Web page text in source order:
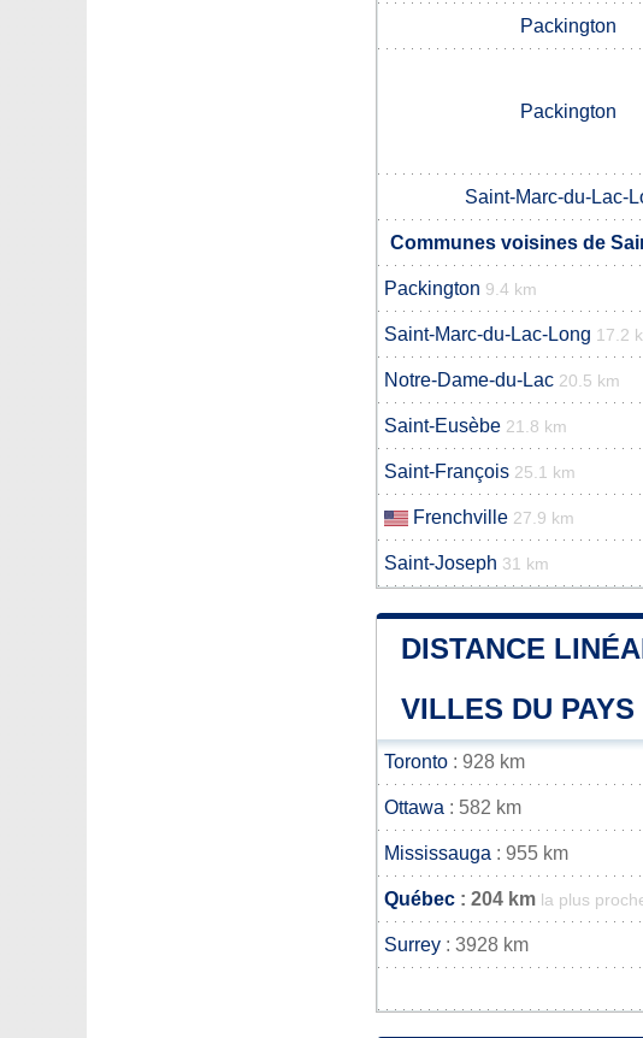
Packington
Packington
Saint-Marc-du-Lac-
Communes voisines de
Packington 9.4 km
Saint-Marc-du-Lac-Long 17.2
Notre-Dame-du-Lac 20.5 km
Saint-Eusèbe 21.8 km
Saint-François 25.1 km
Frenchville 27.9 km
Saint-Joseph 31 km
DISTANCE
VILLES DU PAYS
Toronto : 928 km
Ottawa : 582 km
Mississauga : 955 km
Québec : 204 km la plus
Surrey : 3928 km